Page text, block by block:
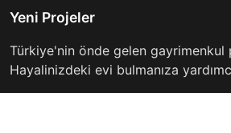
Yeni Projeler
Türkiye'nin önde gelen gayrimenkul
Hayalinizdeki evi bulmanıza